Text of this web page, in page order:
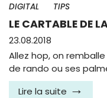
DIGITAL TIPS
LE CARTABLE DE
23.08.2018
Allez hop, on
de rando ou ses
Lire la suite